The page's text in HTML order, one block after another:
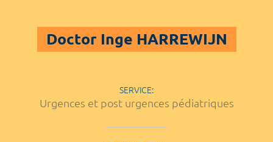
Doctor Inge HARREWIJN
SERVICE:
Urgences et post urgences pédiatriques